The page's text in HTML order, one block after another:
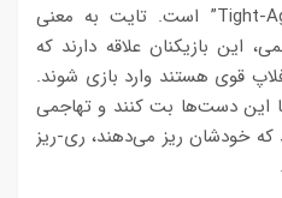
TAG مخفف واژه “Tight-Aggressive” است. تایت به معنی
این بازیکنان علاقه دارند که
قوی هستند وارد بازی شوند.
این دست‌ها بت کنند و تهاجمی
که خودشان ریز می‌دهند، ری-ریز